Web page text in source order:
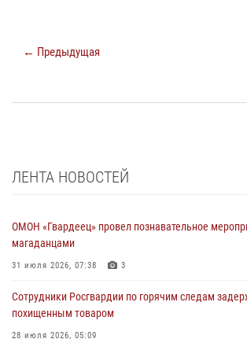
← Предыдущая
ЛЕНТА НОВОСТЕЙ
ОМОН «Гвардеец» провел познавательное
магаданцами
31 июля 2026, 07:38 3
Сотрудники Росгвардии по горячим следам
похищенным товаром
28 июля 2026, 05:09